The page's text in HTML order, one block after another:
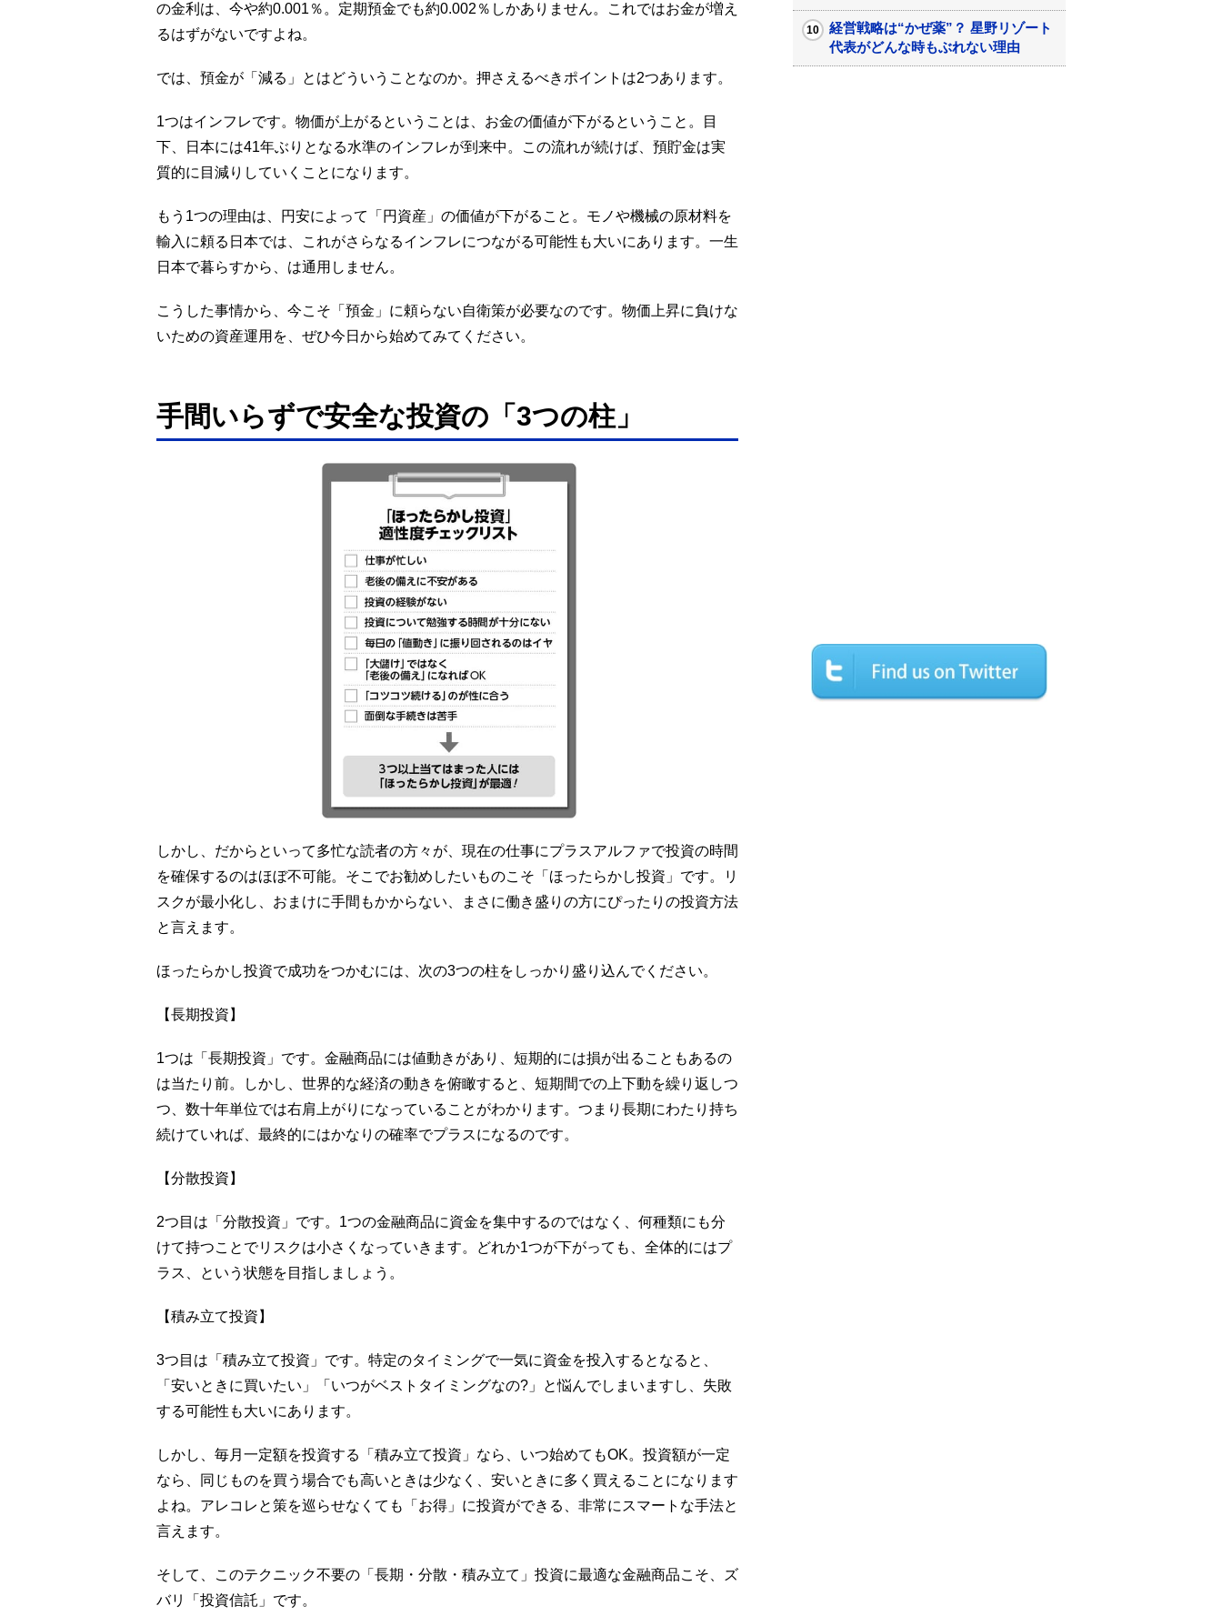
の金利は、今や約0.001％。定期預金でも約0.002％しかありません。これではお金が増え
るはずがないですよね。
では、預金が「減る」とはどういうことなのか。押さえるべきポイントは2つあります。
1つはインフレです。物価が上がるということは、お金の価値が下がるということ。目
下、日本には41年ぶりとなる水準のインフレが到来中。この流れが続けば、預貯金は実
質的に目減りしていくことになります。
もう1つの理由は、円安によって「円資産」の価値が下がること。モノや機械の原材料を
輸入に頼る日本では、これがさらなるインフレにつながる可能性も大いにあります。一生
日本で暮らすから、は通用しません。
こうした事情から、今こそ「預金」に頼らない自衛策が必要なのです。物価上昇に負けな
いための資産運用を、ぜひ今日から始めてみてください。
手間いらずで安全な投資の「3つの柱」
しかし、だからといって多忙な読者の方々が、現在の仕事にプラスアルファで投資の時間
を確保するのはほぼ不可能。そこでお勧めしたいものこそ「ほったらかし投資」です。リ
スクが最小化し、おまけに手間もかからない、まさに働き盛りの方にぴったりの投資方法
と言えます。
ほったらかし投資で成功をつかむには、次の3つの柱をしっかり盛り込んでください。
【長期投資】
1つは「長期投資」です。金融商品には値動きがあり、短期的には損が出ることもあるの
は当たり前。しかし、世界的な経済の動きを俯瞰すると、短期間での上下動を繰り返しつ
つ、数十年単位では右肩上がりになっていることがわかります。つまり長期にわたり持ち
続けていれば、最終的にはかなりの確率でプラスになるのです。
【分散投資】
2つ目は「分散投資」です。1つの金融商品に資金を集中するのではなく、何種類にも分
けて持つことでリスクは小さくなっていきます。どれか1つが下がっても、全体的にはプ
ラス、という状態を目指しましょう。
【積み立て投資】
3つ目は「積み立て投資」です。特定のタイミングで一気に資金を投入するとなると、
「安いときに買いたい」「いつがベストタイミングなの?」と悩んでしまいますし、失敗
する可能性も大いにあります。
しかし、毎月一定額を投資する「積み立て投資」なら、いつ始めてもOK。投資額が一定
なら、同じものを買う場合でも高いときは少なく、安いときに多く買えることになります
よね。アレコレと策を巡らせなくても「お得」に投資ができる、非常にスマートな手法と
言えます。
そして、このテクニック不要の「長期・分散・積み立て」投資に最適な金融商品こそ、ズ
バリ「投資信託」です。
経営戦略は“かぜ薬”？ 星野リゾート
代表がどんな時もぶれない理由